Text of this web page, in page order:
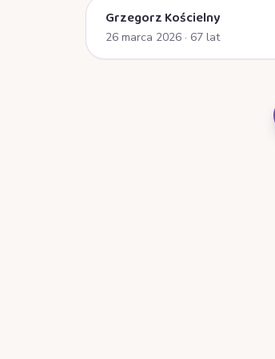
Grzegorz Kościelny
26 marca 2026 · 67 lat